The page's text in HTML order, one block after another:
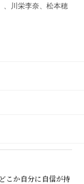
、川栄李奈、松本穂
どこか自分に自信が持